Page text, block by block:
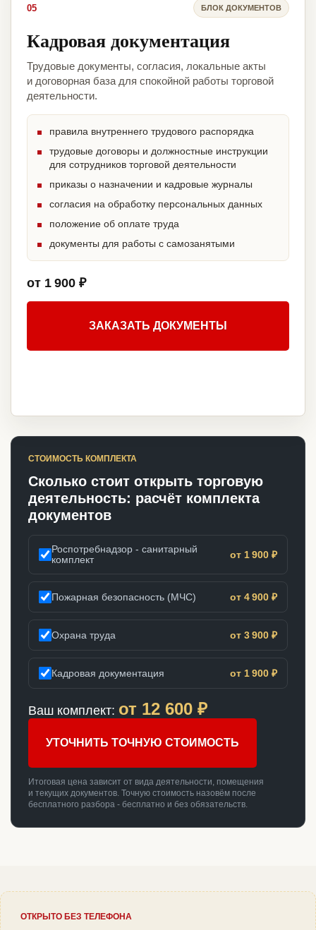
05 БЛОК ДОКУМЕНТОВ
Кадровая документация
Трудовые документы, согласия, локальные акты
и договорная база для спокойной работы торговой
деятельности.
правила внутреннего трудового распорядка
трудовые договоры и должностные инструкции
для сотрудников торговой деятельности
приказы о назначении и кадровые журналы
согласия на обработку персональных данных
положение об оплате труда
документы для работы с самозанятыми
от 1 900 ₽
ЗАКАЗАТЬ ДОКУМЕНТЫ
СТОИМОСТЬ КОМПЛЕКТА
Сколько стоит открыть торговую
деятельность: расчёт комплекта
документов
Роспотребнадзор - санитарный
комплект
от 1 900 ₽
Пожарная безопасность (МЧС) от 4 900 ₽
Охрана труда от 3 900 ₽
Кадровая документация от 1 900 ₽
Ваш комплект: от 12 600 ₽
УТОЧНИТЬ ТОЧНУЮ СТОИМОСТЬ
Итоговая цена зависит от вида деятельности, помещения
и текущих документов. Точную стоимость назовём после
бесплатного разбора - бесплатно и без обязательств.
ОТКРЫТО БЕЗ ТЕЛЕФОНА